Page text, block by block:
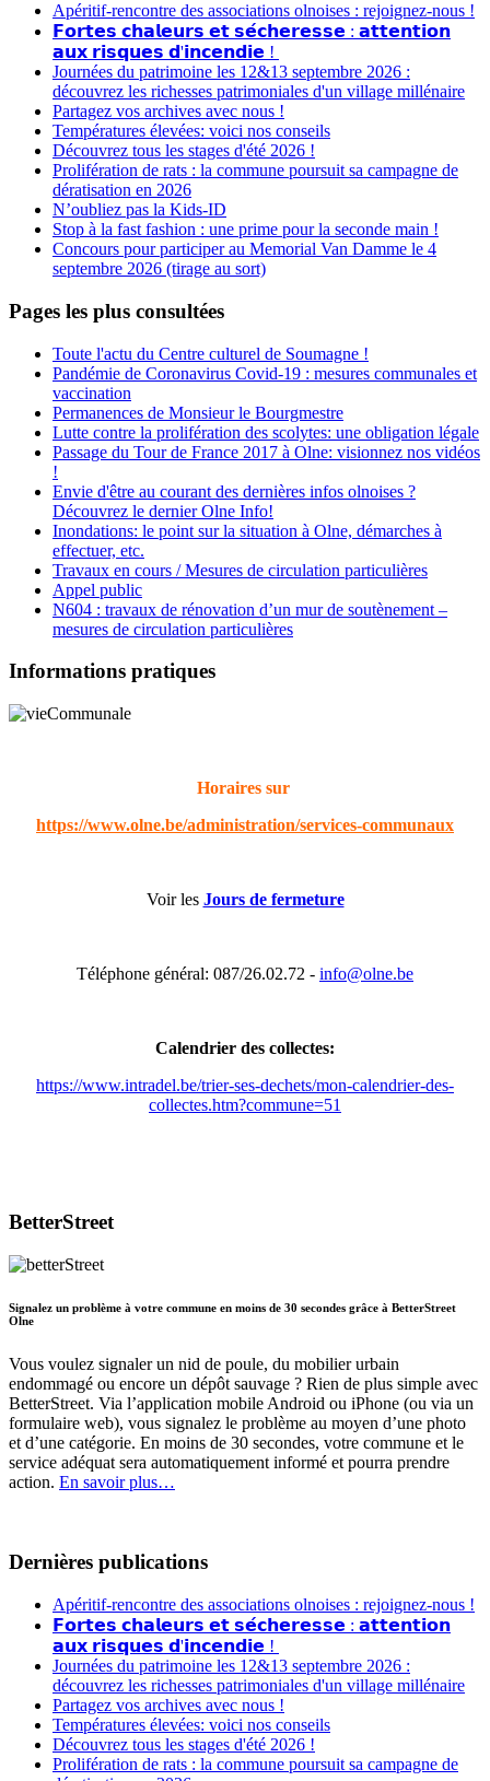
Apéritif-rencontre des associations olnoises : rejoignez-nous !
𝗙𝗼𝗿𝘁𝗲𝘀 𝗰𝗵𝗮𝗹𝗲𝘂𝗿𝘀 𝗲𝘁 𝘀𝗲́𝗰𝗵𝗲𝗿𝗲𝘀𝘀𝗲 : 𝗮𝘁𝘁𝗲𝗻𝘁𝗶𝗼𝗻
𝗮𝘂𝘅 𝗿𝗶𝘀𝗾𝘂𝗲𝘀 𝗱'𝗶𝗻𝗰𝗲𝗻𝗱𝗶𝗲 !
Journées du patrimoine les 12&13 septembre 2026 :
découvrez les richesses patrimoniales d'un village millénaire
Partagez vos archives avec nous !
Températures élevées: voici nos conseils
Découvrez tous les stages d'été 2026 !
Prolifération de rats : la commune poursuit sa campagne de
dératisation en 2026
N’oubliez pas la Kids-ID
Stop à la fast fashion : une prime pour la seconde main !
Concours pour participer au Memorial Van Damme le 4
septembre 2026 (tirage au sort)
Pages les plus consultées
Toute l'actu du Centre culturel de Soumagne !
Pandémie de Coronavirus Covid-19 : mesures communales et
vaccination
Permanences de Monsieur le Bourgmestre
Lutte contre la prolifération des scolytes: une obligation légale
Passage du Tour de France 2017 à Olne: visionnez nos vidéos
!
Envie d'être au courant des dernières infos olnoises ?
Découvrez le dernier Olne Info!
Inondations: le point sur la situation à Olne, démarches à
effectuer, etc.
Travaux en cours / Mesures de circulation particulières
Appel public
N604 : travaux de rénovation d’un mur de soutènement –
mesures de circulation particulières
Informations pratiques
Horaires sur
https://www.olne.be/administration/services-communaux
Voir les Jours de fermeture
Téléphone général: 087/26.02.72 - info@olne.be
Calendrier des collectes:
https://www.intradel.be/trier-ses-dechets/mon-calendrier-des-
collectes.htm?commune=51
BetterStreet
Signalez un problème à votre commune en moins de 30 secondes grâce à BetterStreet
Olne
Vous voulez signaler un nid de poule, du mobilier urbain
endommagé ou encore un dépôt sauvage ? Rien de plus simple avec
BetterStreet. Via l’application mobile Android ou iPhone (ou via un
formulaire web), vous signalez le problème au moyen d’une photo
et d’une catégorie. En moins de 30 secondes, votre commune et le
service adéquat sera automatiquement informé et pourra prendre
action. En savoir plus…
Dernières publications
Apéritif-rencontre des associations olnoises : rejoignez-nous !
𝗙𝗼𝗿𝘁𝗲𝘀 𝗰𝗵𝗮𝗹𝗲𝘂𝗿𝘀 𝗲𝘁 𝘀𝗲́𝗰𝗵𝗲𝗿𝗲𝘀𝘀𝗲 : 𝗮𝘁𝘁𝗲𝗻𝘁𝗶𝗼𝗻
𝗮𝘂𝘅 𝗿𝗶𝘀𝗾𝘂𝗲𝘀 𝗱'𝗶𝗻𝗰𝗲𝗻𝗱𝗶𝗲 !
Journées du patrimoine les 12&13 septembre 2026 :
découvrez les richesses patrimoniales d'un village millénaire
Partagez vos archives avec nous !
Températures élevées: voici nos conseils
Découvrez tous les stages d'été 2026 !
Prolifération de rats : la commune poursuit sa campagne de